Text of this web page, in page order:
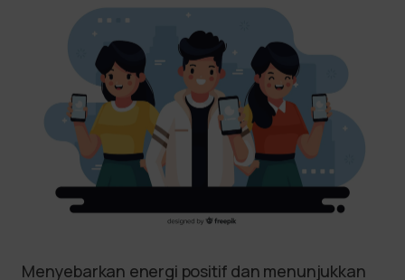
Menyebarkan energi positif dan menunjukkan